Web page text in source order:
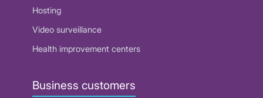
Hosting
Video surveillance
Health improvement centers
Business customers